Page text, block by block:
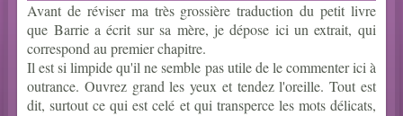
Avant de réviser ma très grossière traduction du petit livre
que Barrie a écrit sur sa mère, je dépose ici un extrait, qui
correspond au premier chapitre.
Il est si limpide qu'il ne semble pas utile de le commenter ici à
outrance. Ouvrez grand les yeux et tendez l'oreille. Tout est
dit, surtout ce qui est celé et qui transperce les mots délicats,